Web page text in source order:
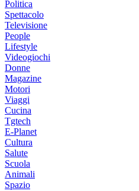
Politica
Spettacolo
Televisione
People
Lifestyle
Videogiochi
Donne
Magazine
Motori
Viaggi
Cucina
Tgtech
E-Planet
Cultura
Salute
Scuola
Animali
Spazio